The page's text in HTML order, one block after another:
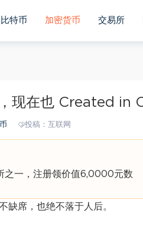
比特币 加密货币 交易所
现在也 Created in
投稿：互联网
之一，注册领价值6,0000元数
缺席，也绝不落于人后。